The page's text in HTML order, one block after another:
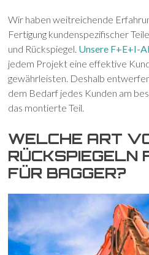
Wir haben weitreichende
Fertigung kundenspezifischer
und Rückspiegel. Unsere F+E+I-
jedem Projekt eine effektive
gewährleisten. Deshalb
dem Bedarf jedes Kunden am
das montierte Teil.
WELCHE ART
RÜCKSPIEGELN
FÜR BAGGER?